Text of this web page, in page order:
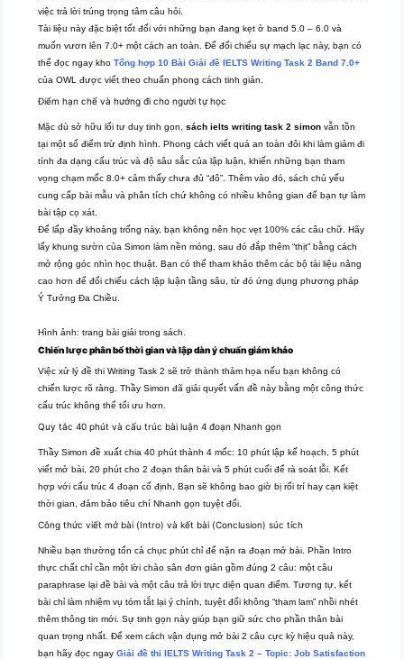
việc trả lời trúng trọng tâm câu hỏi.
Tài liệu này đặc biệt tốt đối với những bạn đang kẹt ở band 5.0 – 6.0 và
muốn vươn lên 7.0+ một cách an toàn. Để đối chiếu sự mạch lạc này, bạn có
thể đọc ngay kho Tổng hợp 10 Bài Giải đề IELTS Writing Task 2 Band 7.0+
của OWL được viết theo chuẩn phong cách tinh giản.
Điểm hạn chế và hướng đi cho người tự học
Mặc dù sở hữu lối tư duy tinh gọn,sách ielts writing task 2 simon vẫn tồn
tại một số điểm trừ định hình. Phong cách viết quá an toàn đôi khi làm giảm đi
tính đa dạng cấu trúc và độ sâu sắc của lập luận, khiến những bạn tham
vọng chạm mốc 8.0+ cảm thấy chưa đủ “đô”. Thêm vào đó, sách chủ yếu
cung cấp bài mẫu và phân tích chứ không có nhiều không gian để bạn tự làm
bài tập cọ xát.
Để lấp đầy khoảng trống này, bạn không nên học vẹt 100% các câu chữ. Hãy
lấy khung sườn của Simon làm nền móng, sau đó đắp thêm “thịt” bằng cách
mở rộng góc nhìn học thuật. Bạn có thể tham khảo thêm các bộ tài liệu nâng
cao hơn để đối chiếu cách lập luận tầng sâu, từ đó ứng dụng phương pháp
Ý Tưởng Đa Chiều.
Hình ảnh: trang bài giải trong sách.
Chiến lược phân bổ thời gian và lập dàn ý chuẩn giám khảo
Việc xử lý đề thi Writing Task 2 sẽ trở thành thảm họa nếu bạn không có
chiến lược rõ ràng. Thầy Simon đã giải quyết vấn đề này bằng một công thức
cấu trúc không thể tối ưu hơn.
Quy tắc 40 phút và cấu trúc bài luận 4 đoạn Nhanh gọn
Thầy Simon đề xuất chia 40 phút thành 4 mốc: 10 phút lập kế hoạch, 5 phút
viết mở bài, 20 phút cho 2 đoạn thân bài và 5 phút cuối để rà soát lỗi. Kết
hợp với cấu trúc 4 đoạn cố định, Bạn sẽ không bao giờ bị rối trí hay cạn kiệt
thời gian, đảm bảo tiêu chí Nhanh gọn tuyệt đối.
Công thức viết mở bài (Intro) và kết bài (Conclusion) súc tích
Nhiều bạn thường tốn cả chục phút chỉ để nặn ra đoạn mở bài. Phần Intro
thực chất chỉ cần một lời chào sân đơn giản gồm đúng 2 câu: một câu
paraphrase lại đề bài và một câu trả lời trực diện quan điểm. Tương tự, kết
bài chỉ làm nhiệm vụ tóm tắt lại ý chính, tuyệt đối không “tham lam” nhồi nhét
thêm thông tin mới. Sự tinh gọn này giúp bạn giữ sức cho phần thân bài
quan trọng nhất. Để xem cách vận dụng mở bài 2 câu cực kỳ hiệu quả này,
bạn hãy đọc ngayGiải đề thi IELTS Writing Task 2 – Topic: Job Satisfaction